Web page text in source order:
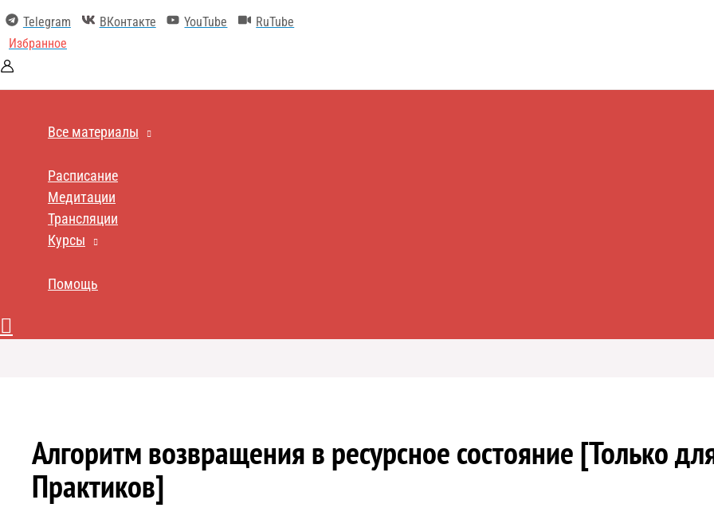
содержимому
Telegram ВКонтакте YouTube
RuTube
Избранное
Все материалы
Расписание
Медитации
Трансляции
Курсы
Помощь
Поиск
Алгоритм возвращения в ресурсное состояние [Только
Практиков]